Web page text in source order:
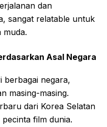
dan
sangat relatable untuk
muda.
Asal Negara
berbagai negara,
masing-masing.
dari Korea Selatan
film dunia.